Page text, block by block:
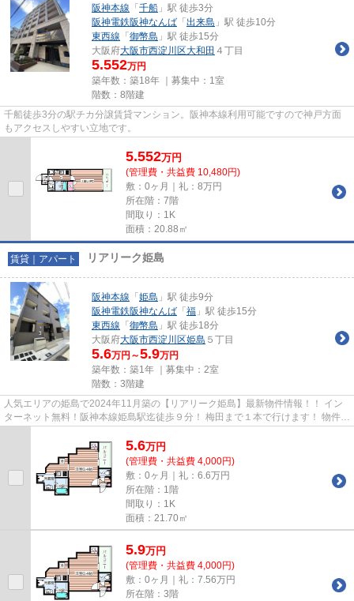
阪神本線 「 千船 」駅 徒歩3分
阪神電鉄阪神なんば 「 出来島 」駅 徒歩10分
東西線 「 御幣島 」駅 徒歩15分
大阪府大阪市西淀川区大和田 ４丁目
5.552万円
築年数：築18年 ｜募集中： 1室
階数：8階建
千船徒歩3分の駅チカ分譲賃貸マンション。阪神本線利用可能ですので神戸方面
もアクセスしやすい立地です。
5.552万円
(管理費・共益費 10,480円)
敷：0ヶ月｜礼：8万円
所在階：7階
間取り：1K
面積：20.88㎡
賃貸｜アパート リアリーク姫島
阪神本線 「 姫島 」駅 徒歩9分
阪神電鉄阪神なんば 「 福 」駅 徒歩15分
東西線 「 御幣島 」駅 徒歩18分
大阪府大阪市西淀川区姫島 ５丁目
5.6万円～5.9万円
築年数：築1年 ｜募集中： 2室
階数：3階建
人気エリアの姫島で2024年11月築の【リアリーク姫島】最新物件情報！！ イン
ターネット無料！阪神本線姫島駅迄徒歩９分！ 梅田まで１本で行けます！ 物件の
5.6万円
(管理費・共益費 4,000円)
敷：0ヶ月｜礼：6.6万円
所在階：1階
間取り：1K
面積：21.70㎡
5.9万円
(管理費・共益費 4,000円)
敷：0ヶ月｜礼：7.56万円
所在階：3階